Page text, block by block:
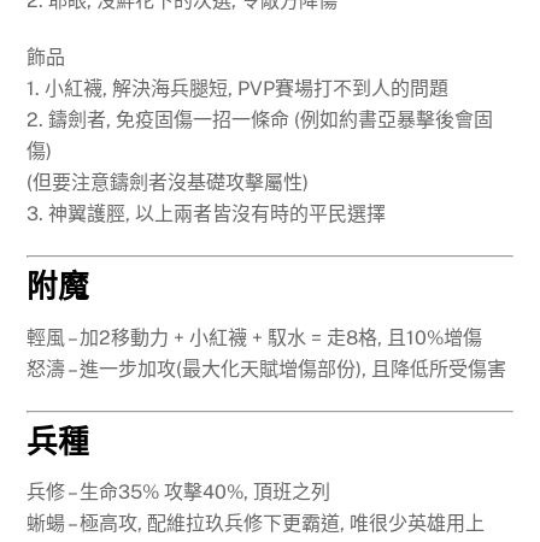
飾品
1. 小紅襪, 解決海兵腿短, PVP賽場打不到人的問題
2. 鑄劍者, 免疫固傷一招一條命 (例如約書亞暴擊後會固
傷)
(但要注意鑄劍者沒基礎攻擊屬性)
3. 神翼護脛, 以上兩者皆沒有時的平民選擇
附魔
輕風 – 加2移動力 + 小紅襪 + 馭水 = 走8格, 且10%增傷
怒濤 – 進一步加攻(最大化天賦增傷部份), 且降低所受傷害
兵種
兵修 – 生命35% 攻擊40%, 頂班之列
蜥蝪 – 極高攻, 配維拉玖兵修下更霸道, 唯很少英雄用上